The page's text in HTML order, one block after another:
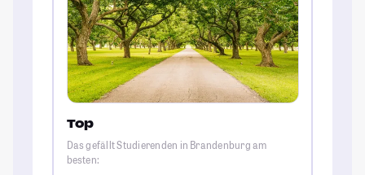
Top
Das gefällt Studierenden in Brandenburg am
besten: